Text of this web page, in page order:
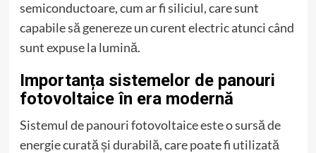
semiconductoare, cum ar fi siliciul, care sunt
capabile să genereze un curent electric atunci când
sunt expuse la lumină.
Importanța sistemelor de panouri
fotovoltaice în era modernă
Sistemul de panouri fotovoltaice este o sursă de
energie curată și durabilă, care poate fi utilizată